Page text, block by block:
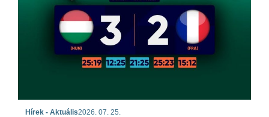
Hírek - Aktuális2026. 07. 25.